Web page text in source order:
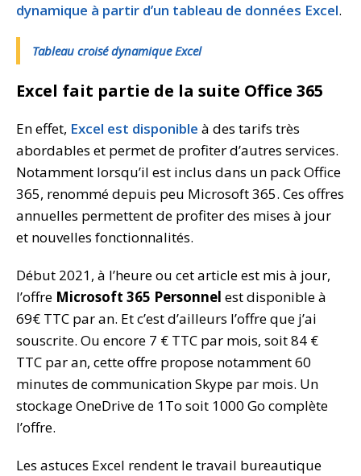
dynamique à partir d’un tableau de données Excel.
Tableau croisé dynamique Excel
Excel fait partie de la suite Office 365
En effet, Excel est disponible à des tarifs très
abordables et permet de profiter d’autres services.
Notamment lorsqu’il est inclus dans un pack Office
365, renommé depuis peu Microsoft 365. Ces offres
annuelles permettent de profiter des mises à jour
et nouvelles fonctionnalités.
Début 2021, à l’heure ou cet article est mis à jour,
l’offre Microsoft 365 Personnel est disponible à
69€ TTC par an. Et c’est d’ailleurs l’offre que j’ai
souscrite. Ou encore 7 € TTC par mois, soit 84 €
TTC par an, cette offre propose notamment 60
minutes de communication Skype par mois. Un
stockage OneDrive de 1To soit 1000 Go complète
l’offre.
Les astuces Excel rendent le travail bureautique